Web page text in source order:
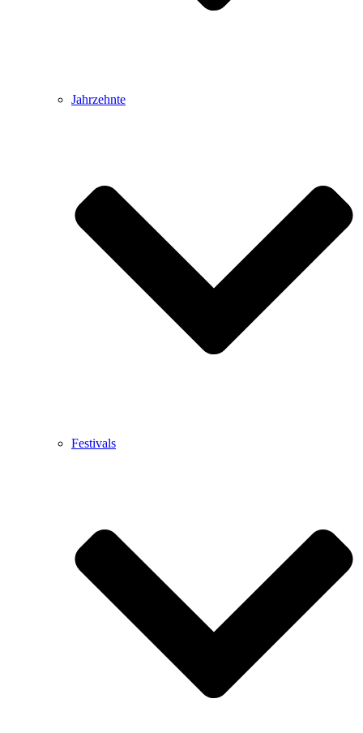
Jahrzehnte
Festivals